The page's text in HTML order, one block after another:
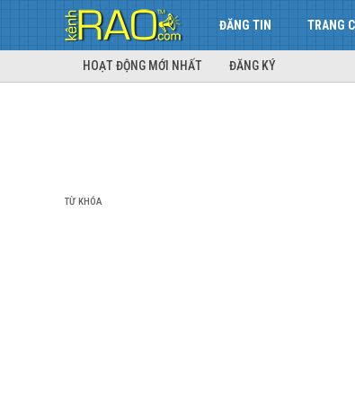
ĐĂNG TIN TRANG
HOẠT ĐỘNG MỚI NHẤT ĐĂNG KÝ
TỪ KHÓA